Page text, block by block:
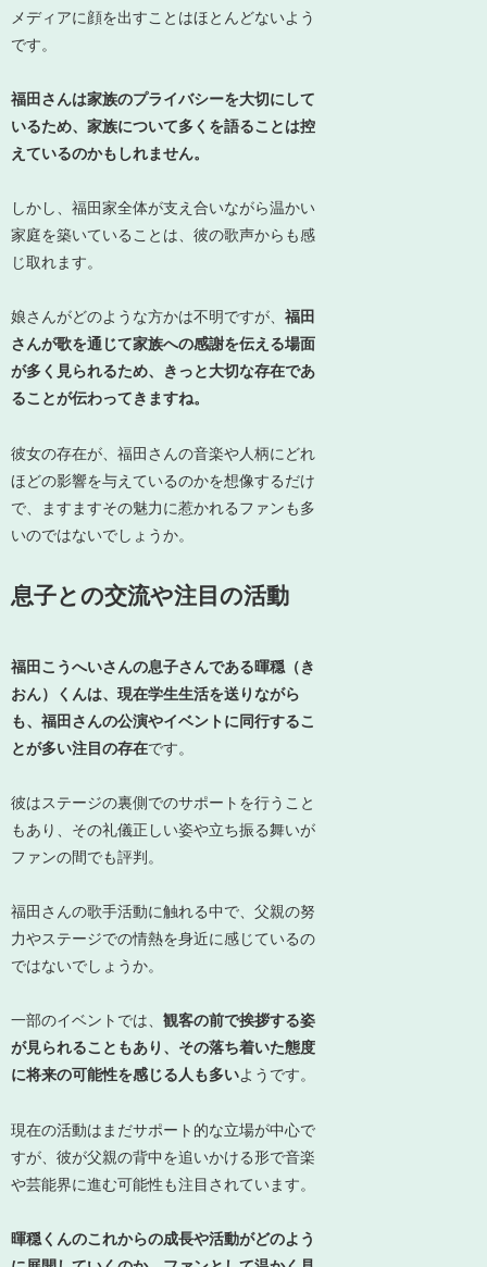
メディアに顔を出すことはほとんどないよう
です。
福田さんは家族のプライバシーを大切にして
いるため、家族について多くを語ることは控
えているのかもしれません。
しかし、福田家全体が支え合いながら温かい
家庭を築いていることは、彼の歌声からも感
じ取れます。
娘さんがどのような方かは不明ですが、福田
さんが歌を通じて家族への感謝を伝える場面
が多く見られるため、きっと大切な存在であ
ることが伝わってきますね。
彼女の存在が、福田さんの音楽や人柄にどれ
ほどの影響を与えているのかを想像するだけ
で、ますますその魅力に惹かれるファンも多
いのではないでしょうか。
息子との交流や注目の活動
福田こうへいさんの息子さんである暉穏（き
おん）くんは、現在学生生活を送りながら
も、福田さんの公演やイベントに同行するこ
とが多い注目の存在です。
彼はステージの裏側でのサポートを行うこと
もあり、その礼儀正しい姿や立ち振る舞いが
ファンの間でも評判。
福田さんの歌手活動に触れる中で、父親の努
力やステージでの情熱を身近に感じているの
ではないでしょうか。
一部のイベントでは、観客の前で挨拶する姿
が見られることもあり、その落ち着いた態度
に将来の可能性を感じる人も多いようです。
現在の活動はまだサポート的な立場が中心で
すが、彼が父親の背中を追いかける形で音楽
や芸能界に進む可能性も注目されています。
暉穏くんのこれからの成長や活動がどのよう